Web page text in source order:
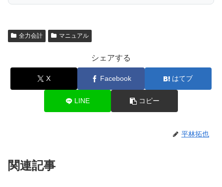
全力会計 マニュアル
シェアする
X Facebook はてブ
LINE コピー
平林拓也
関連記事